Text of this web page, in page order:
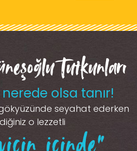
Tutkunları
olsa tanır!
seyahat ederken
o lezzetli